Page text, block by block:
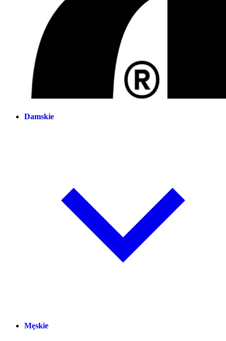
Damskie
Męskie